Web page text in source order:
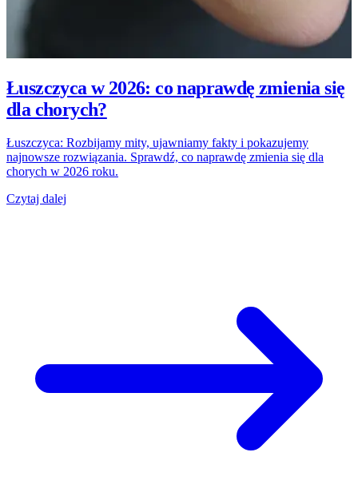
Łuszczyca w 2026: co naprawdę zmienia się
dla chorych?
Łuszczyca: Rozbijamy mity, ujawniamy fakty i pokazujemy
najnowsze rozwiązania. Sprawdź, co naprawdę zmienia się dla
chorych w 2026 roku.
Czytaj dalej